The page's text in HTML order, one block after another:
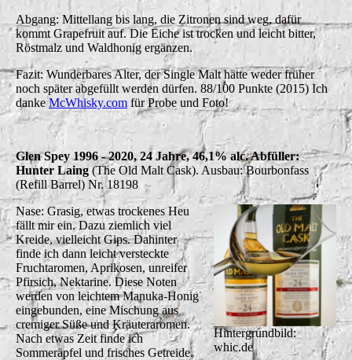
Abgang: Mittellang bis lang, die Zitronen sind weg, dafür
kommt Grapefruit auf. Die Eiche ist trocken und leicht bitter,
Röstmalz und Waldhonig ergänzen.
Fazit: Wunderbares Alter, der Single Malt hätte weder früher
noch später abgefüllt werden dürfen. 88/100 Punkte (2015) Ich
dankeMcWhisky.com für Probe und Foto!
Glen Spey 1996 - 2020, 24 Jahre, 46,1% alc. Abfüller:
Hunter Laing(The Old Malt Cask). Ausbau: Bourbonfass
(Refill Barrel) Nr. 18198
Hintergrundbild:
whic.de
Nase: Grasig, etwas trockenes Heu
fällt mir ein. Dazu ziemlich viel
Kreide, vielleicht Gips. Dahinter
finde ich dann leicht versteckte
Fruchtaromen, Aprikosen, unreifer
Pfirsich, Nektarine. Diese Noten
werden von leichtem Manuka-Honig
eingebunden, eine Mischung aus
cremiger Süße und Kräuteraromen.
Nach etwas Zeit finde ich
Sommeräpfel und frisches Getreide.